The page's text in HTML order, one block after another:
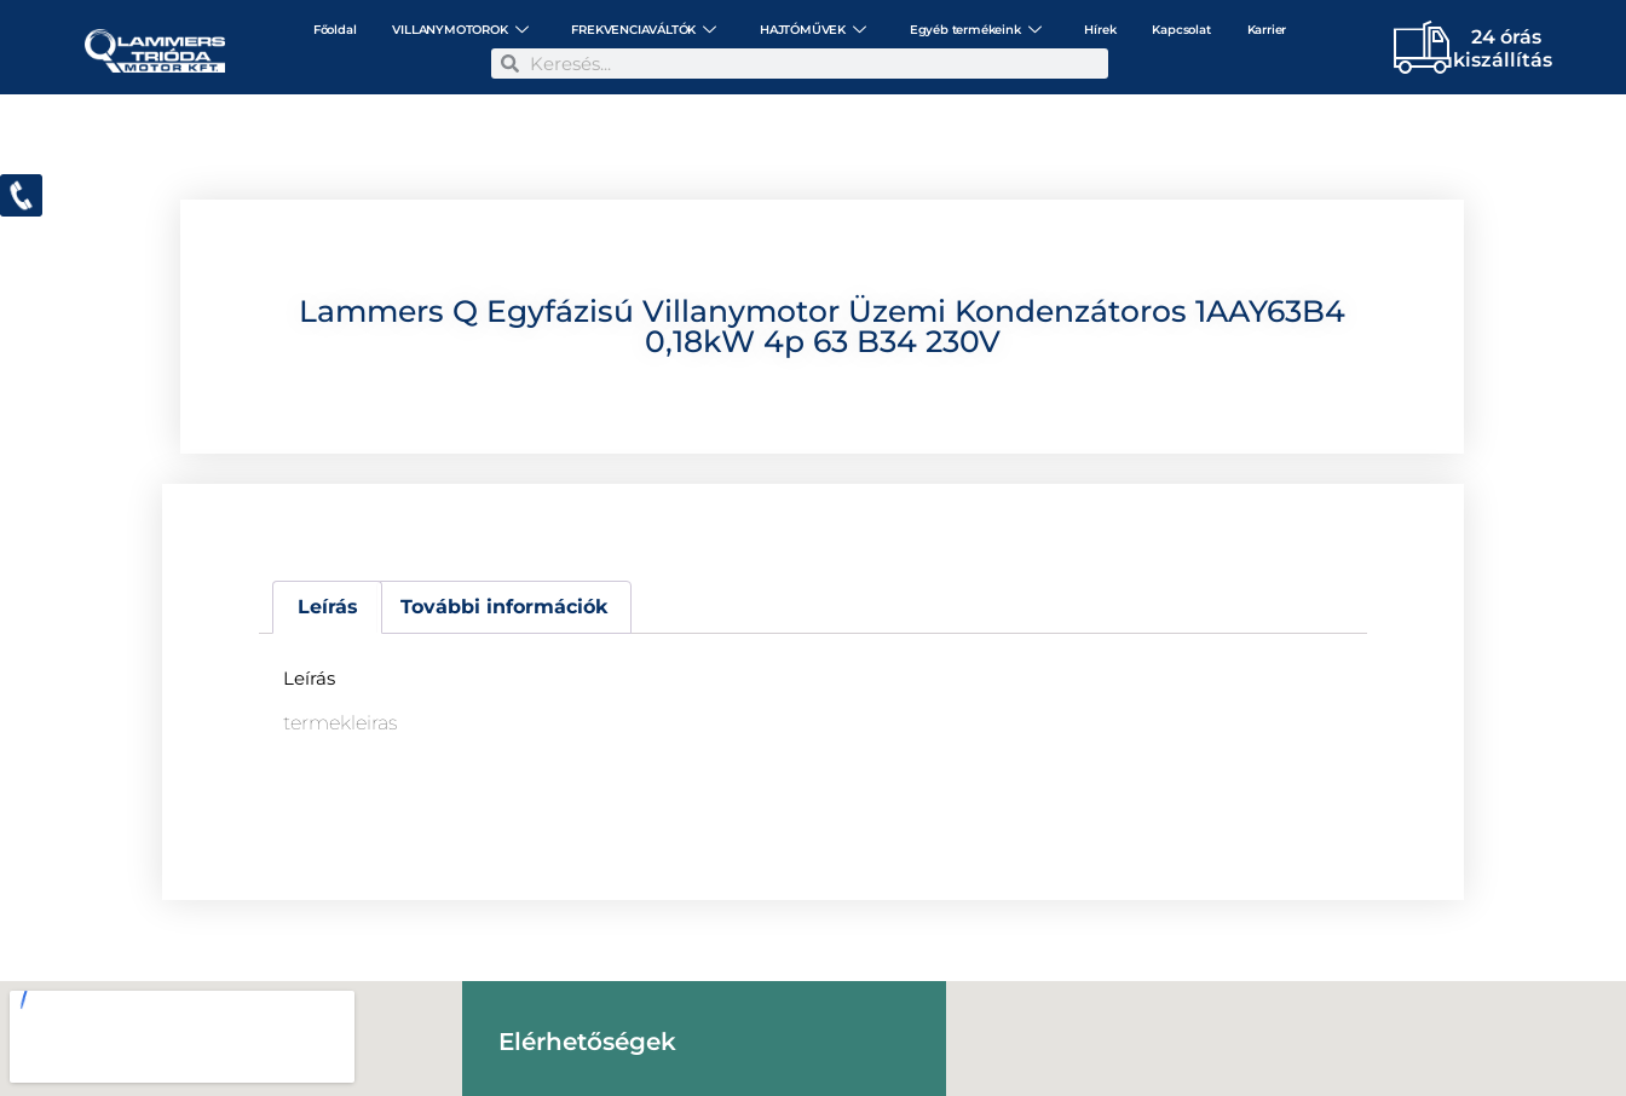
Főoldal VILLANYMOTOROK FREKVENCIAVÁLTÓK HAJTÓMŰVEK Egyéb termékeink Hírek Kapcsolat Karrier
24 órás
kiszállítás
Lammers Q Egyfázisú Villanymotor Üzemi Kondenzátoros 1AAY63B4
0,18kW 4p 63 B34 230V
Leírás További információk
Leírás
termekleiras
Elérhetőségek